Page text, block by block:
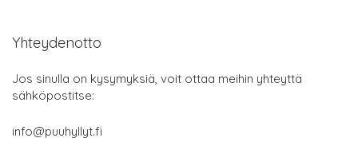
Yhteydenotto
Jos sinulla on kysymyksiä, voit ottaa meihin yhteyttä
sähköpostitse:
info@puuhyllyt.fi